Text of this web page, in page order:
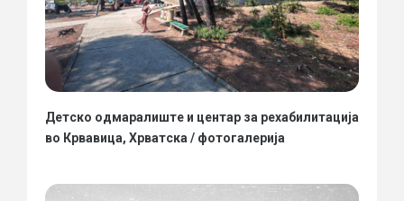
Детско одмаралиште и центар за рехабилитација
во Крвавица, Хрватска / фотогалерија